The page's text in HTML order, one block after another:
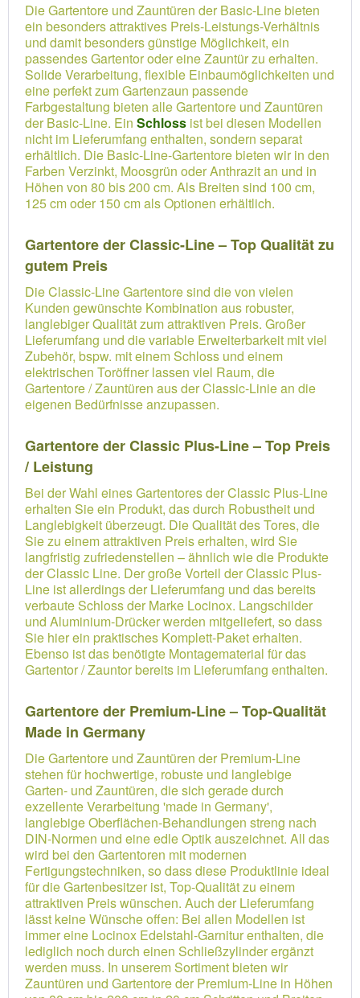
Die Gartentore und Zauntüren der Basic-Line bieten
ein besonders attraktives Preis-Leistungs-Verhältnis
und damit besonders günstige Möglichkeit, ein
passendes Gartentor oder eine Zauntür zu erhalten.
Solide Verarbeitung, flexible Einbaumöglichkeiten und
eine perfekt zum Gartenzaun passende
Farbgestaltung bieten alle Gartentore und Zauntüren
der Basic-Line. Ein Schloss ist bei diesen Modellen
nicht im Lieferumfang enthalten, sondern separat
erhältlich. Die Basic-Line-Gartentore bieten wir in den
Farben Verzinkt, Moosgrün oder Anthrazit an und in
Höhen von 80 bis 200 cm. Als Breiten sind 100 cm,
125 cm oder 150 cm als Optionen erhältlich.
Gartentore der Classic-Line – Top Qualität zu
gutem Preis
Die Classic-Line Gartentore sind die von vielen
Kunden gewünschte Kombination aus robuster,
langlebiger Qualität zum attraktiven Preis. Großer
Lieferumfang und die variable Erweiterbarkeit mit viel
Zubehör, bspw. mit einem Schloss und einem
elektrischen Toröffner lassen viel Raum, die
Gartentore / Zauntüren aus der Classic-Linie an die
eigenen Bedürfnisse anzupassen.
Gartentore der Classic Plus-Line – Top Preis
/ Leistung
Bei der Wahl eines Gartentores der Classic Plus-Line
erhalten Sie ein Produkt, das durch Robustheit und
Langlebigkeit überzeugt. Die Qualität des Tores, die
Sie zu einem attraktiven Preis erhalten, wird Sie
langfristig zufriedenstellen – ähnlich wie die Produkte
der Classic Line. Der große Vorteil der Classic Plus-
Line ist allerdings der Lieferumfang und das bereits
verbaute Schloss der Marke Locinox. Langschilder
und Aluminium-Drücker werden mitgeliefert, so dass
Sie hier ein praktisches Komplett-Paket erhalten.
Ebenso ist das benötigte Montagematerial für das
Gartentor / Zauntor bereits im Lieferumfang enthalten.
Gartentore der Premium-Line – Top-Qualität
Made in Germany
Die Gartentore und Zauntüren der Premium-Line
stehen für hochwertige, robuste und langlebige
Garten- und Zauntüren, die sich gerade durch
exzellente Verarbeitung 'made in Germany',
langlebige Oberflächen-Behandlungen streng nach
DIN-Normen und eine edle Optik auszeichnet. All das
wird bei den Gartentoren mit modernen
Fertigungstechniken, so dass diese Produktlinie ideal
für die Gartenbesitzer ist, Top-Qualität zu einem
attraktiven Preis wünschen. Auch der Lieferumfang
lässt keine Wünsche offen: Bei allen Modellen ist
immer eine Locinox Edelstahl-Garnitur enthalten, die
lediglich noch durch einen Schließzylinder ergänzt
werden muss. In unserem Sortiment bieten wir
Zauntüren und Gartentore der Premium-Line in Höhen